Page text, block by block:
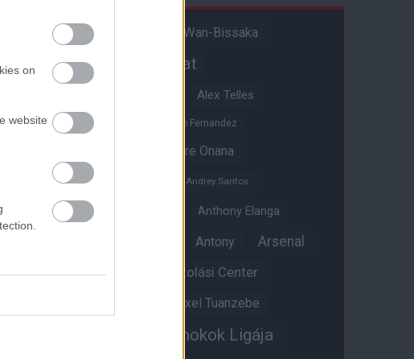
on
website
A hangadó Aaron Wan-Bissaka
Akadémiai csapat
Alex Telles
Altay Bayindir Alvaro Fernandez
Andre Onana
Andreas Pereira
Andrey Santos
Angol válogatott Anthony Elanga
Antony Arsenal
Aston Villa Átigazolási Center
Axel Tuanzebe
Bajnokok Ligája